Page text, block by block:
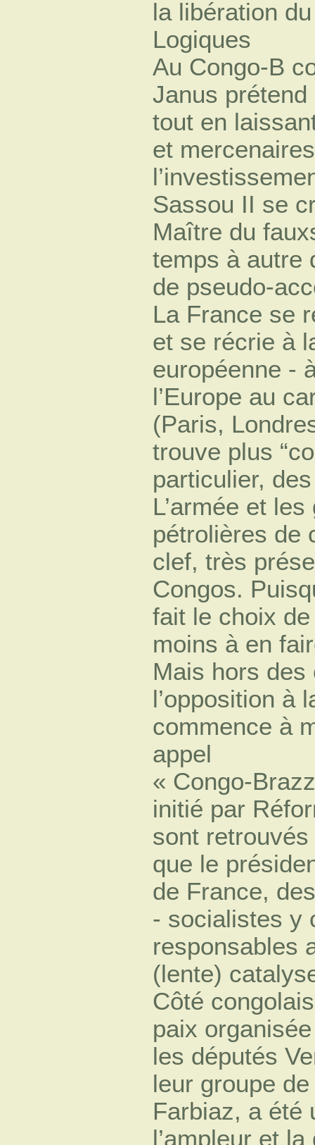
la libération
Logiques
Au Congo-B
Janus
tout en
et
Sassou II se
Maître du
temps à autre
de pseudo-
La France se
et se récrie à
européenne -
l’Europe au
(Paris,
trouve plus
particulier,
L’armée et
pétrolières de
clef, très
Congos.
fait le choix
moins à en
Mais hors
l’opposition à
commence à
appel
« Congo-
initié par
sont
que le
de France,
- socialistes y
responsables
(lente)
Côté
paix
les députés
leur groupe
Farbiaz, a été
l’ampleur et